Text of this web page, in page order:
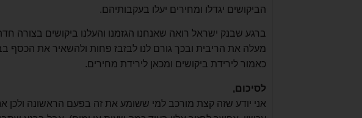
הביקושים יגדלו ומחירים יעלו בעקבותיהם.
ברגע שבנק ישראל רואה שאנחנו הגזמנו והעלנו ביקושים בצורה
מעלה את הריבית ובכך גורם לנו לבזבז פחות ולהשאיר את הכסף
כאמור לירידת ביקושים ומכאן לירידת מחירים.
לסיכום,
אני יודע שזה קצת מורכב למי ששומע את זה בפעם הראשונה ולכן